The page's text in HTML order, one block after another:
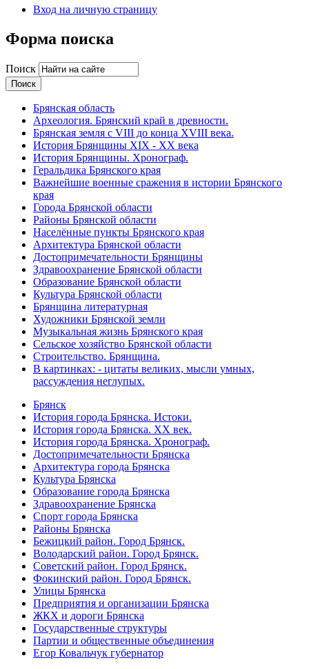
Вход на личную страницу
Форма поиска
Поиск
Брянская область
Археология. Брянский край в древности.
Брянская земля с VIII до конца XVIII века.
История Брянщины XIX - XX века
История Брянщины. Хронограф.
Геральдика Брянского края
Важнейшие военные сражения в истории Брянского
края
Города Брянской области
Районы Брянской области
Населённые пункты Брянского края
Архитектура Брянской области
Достопримечательности Брянщины
Здравоохранение Брянской области
Образование Брянской области
Культура Брянской области
Брянщина литературная
Художники Брянской земли
Музыкальная жизнь Брянского края
Сельское хозяйство Брянской области
Строительство. Брянщина.
В картинках: - цитаты великих, мысли умных,
рассуждения неглупых.
Брянск
История города Брянска. Истоки.
История города Брянска. XX век.
История города Брянска. Хронограф.
Достопримечательности Брянска
Архитектура города Брянска
Культура Брянска
Образование города Брянска
Здравоохранение Брянска
Спорт города Брянска
Районы Брянска
Бежицкий район. Город Брянск.
Володарский район. Город Брянск.
Советский район. Город Брянск.
Фокинский район. Город Брянск.
Улицы Брянска
Предприятия и организации Брянска
ЖКХ и дороги Брянска
Государственные структуры
Партии и общественные объединения
Егор Ковальчук губернатор